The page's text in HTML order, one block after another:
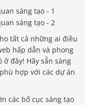
tất cả những ai điều
hấp dẫn và phong
ở đây! Hãy sẵn sàng
hợp với các dự án
các bố cục sáng tạo